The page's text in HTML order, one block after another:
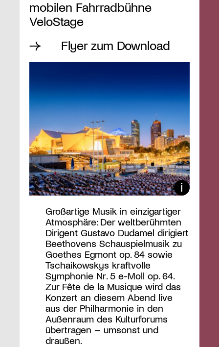
mobilen Fahrradbühne
VeloStage
Flyer zum Download
Großartige Musik in einzigartiger
Atmosphäre: Der weltberühmten
Dirigent Gustavo Dudamel dirigiert
Beethovens Schauspielmusik zu
Goethes Egmont op. 84 sowie
Tschaikowskys kraftvolle
Symphonie Nr. 5 e-Moll op. 64.
Zur Fête de la Musique wird das
Konzert an diesem Abend live
aus der Philharmonie in den
Außenraum des Kulturforums
übertragen – umsonst und
draußen.